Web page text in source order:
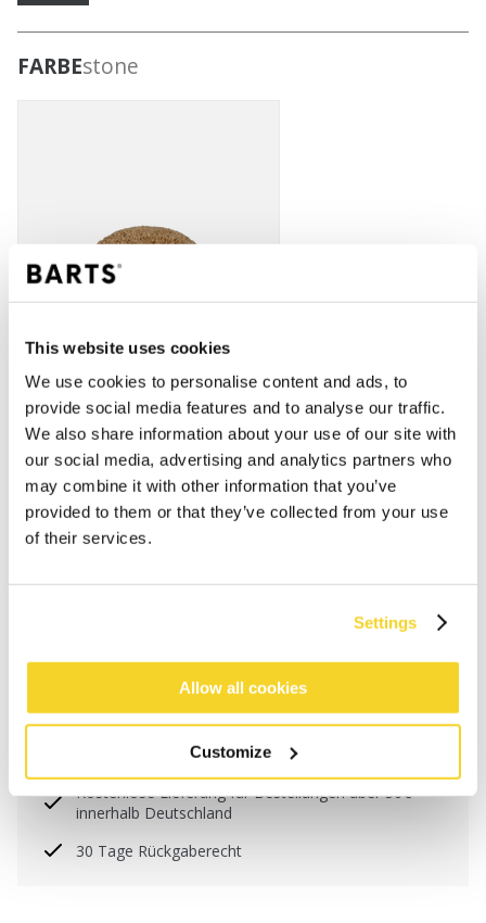
This website uses cookies
We use cookies to personalise content and ads, to
provide social media features and to analyse our traffic.
We also share information about your use of our site with
our social media, advertising and analytics partners who
may combine it with other information that you’ve
provided to them or that they’ve collected from your use
of their services.
Settings
Allow all cookies
Customize
FARBEstone
Bestellungen, die vor 12 Uhr MEZ (Montag bis
Freitag) bei uns eingehen, werden noch am selben
Kostenlose Lieferung für Bestellungen über 50€
innerhalb Deutschland
30 Tage Rückgaberecht